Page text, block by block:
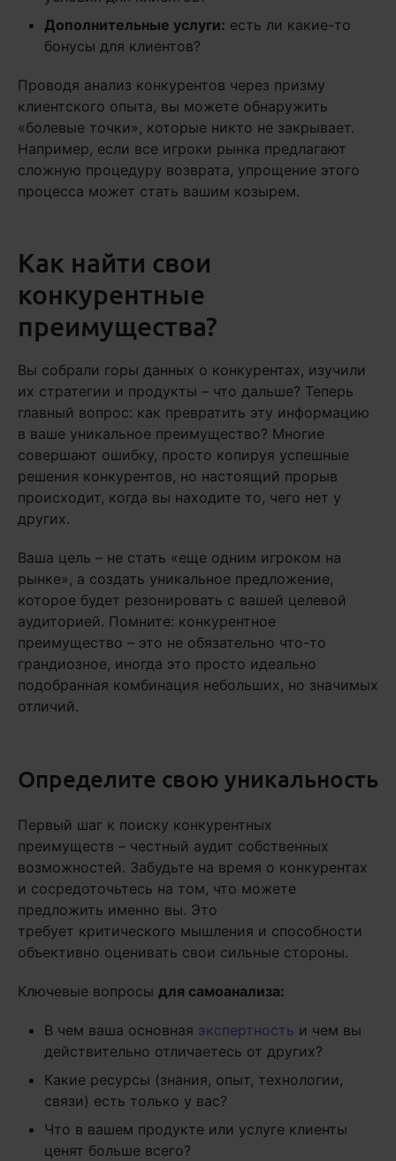
Дополнительные услуги: есть ли какие-то
бонусы для клиентов?
Проводя анализ конкурентов через призму
клиентского опыта, вы можете обнаружить
«болевые точки», которые никто не закрывает.
Например, если все игроки рынка предлагают
сложную процедуру возврата, упрощение этого
процесса может стать вашим козырем.
Как найти свои
конкурентные
преимущества?
Вы собрали горы данных о конкурентах, изучили
их стратегии и продукты – что дальше? Теперь
главный вопрос: как превратить эту информацию
в ваше уникальное преимущество? Многие
совершают ошибку, просто копируя успешные
решения конкурентов, но настоящий прорыв
происходит, когда вы находите то, чего нет у
других.
Ваша цель – не стать «еще одним игроком на
рынке», а создать уникальное предложение,
которое будет резонировать с вашей целевой
аудиторией. Помните: конкурентное
преимущество – это не обязательно что-то
грандиозное, иногда это просто идеально
подобранная комбинация небольших, но значимых
отличий.
Определите свою уникальность
Первый шаг к поиску конкурентных
преимуществ – честный аудит собственных
возможностей. Забудьте на время о конкурентах
и сосредоточьтесь на том, что можете
предложить именно вы. Это
требует критического мышления и способности
объективно оценивать свои сильные стороны.
Ключевые вопросы для самоанализа:
В чем ваша основная экспертность и чем вы
действительно отличаетесь от других?
Какие ресурсы (знания, опыт, технологии,
связи) есть только у вас?
Что в вашем продукте или услуге клиенты
ценят больше всего?